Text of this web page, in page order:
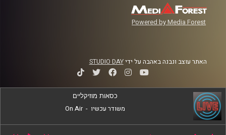
Powered by Media Forest
האתר עוצב ונבנה באהבה על ידיSTUDIO DAY
כסאות מוזיקליים
משודר עכשיו -
On Air